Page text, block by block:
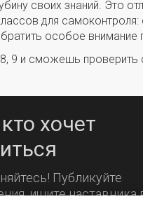
своих знаний. Это
для
особое внимание
9 и сможешь проверить
хочет
Публикуйте
ищите наставника